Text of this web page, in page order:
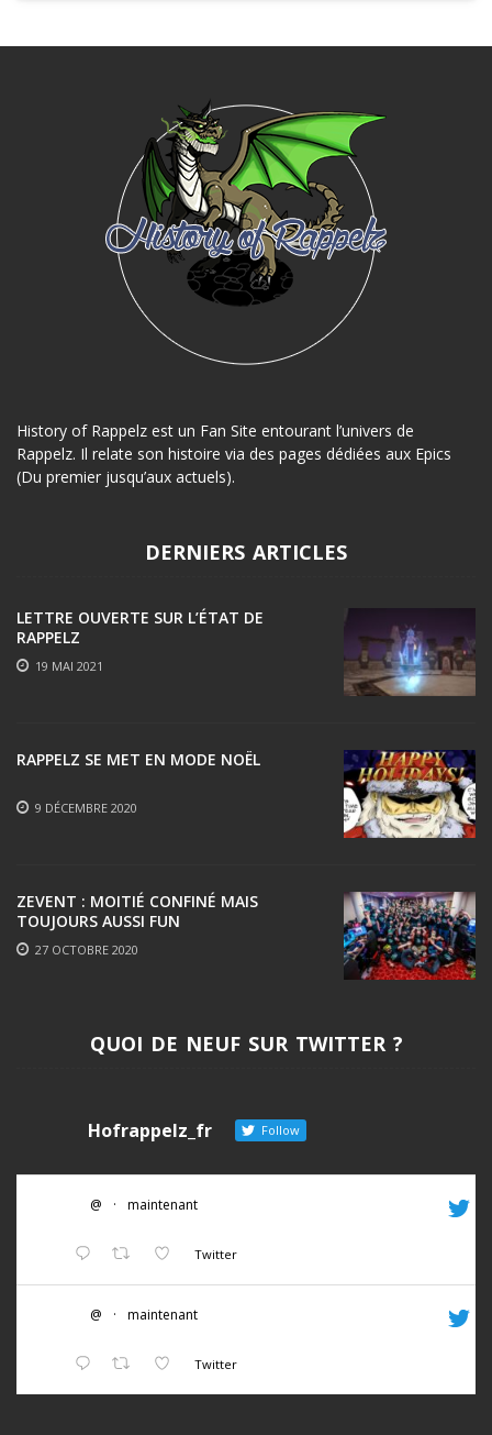
History of Rappelz est un Fan Site entourant l’univers de
Rappelz. Il relate son histoire via des pages dédiées aux Epics
(Du premier jusqu’aux actuels).
DERNIERS ARTICLES
LETTRE OUVERTE SUR L’ÉTAT DE
RAPPELZ
19 MAI 2021
RAPPELZ SE MET EN MODE NOËL
9 DÉCEMBRE 2020
ZEVENT : MOITIÉ CONFINÉ MAIS
TOUJOURS AUSSI FUN
27 OCTOBRE 2020
QUOI DE NEUF SUR TWITTER ?
Hofrappelz_fr Follow
@ · maintenant
Twitter
@ · maintenant
Twitter